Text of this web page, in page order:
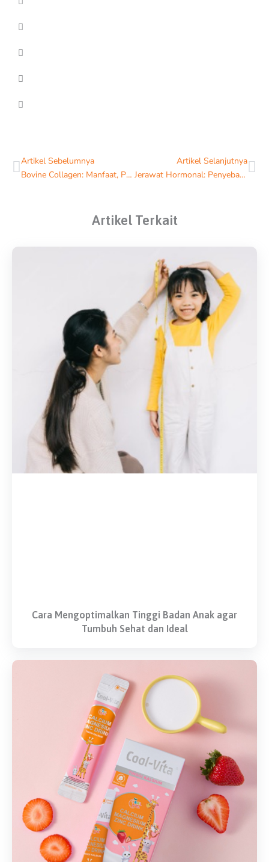
Artikel Sebelumnya
Bovine Collagen: Manfaat, Penggunaan, dan Keamanannya
Artikel Selanjutnya
Jerawat Hormonal: Penyebab dan Cara Mengatasinya
Artikel Terkait
Cara Mengoptimalkan Tinggi Badan Anak agar
Tumbuh Sehat dan Ideal